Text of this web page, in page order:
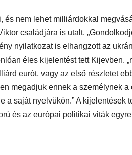
nem lehet milliárdokkal
családjára is utalt.
nyilatkozat is elhangzott az
éles kijelentést tett Kijevben.
eurót, vagy az első részletet
megadjuk ennek a személynek a
saját nyelvükön.” A kijelentések
és az európai politikai viták